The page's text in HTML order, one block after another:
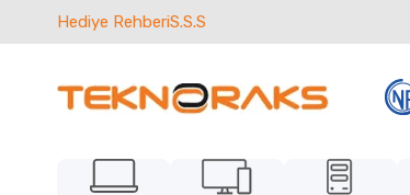
Hediye RehberiS.S.S